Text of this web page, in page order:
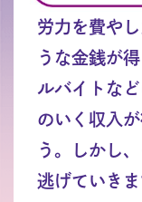
労力を費や
うな金銭が
ルバイトな
のいく収入
う。しかし
逃げていき